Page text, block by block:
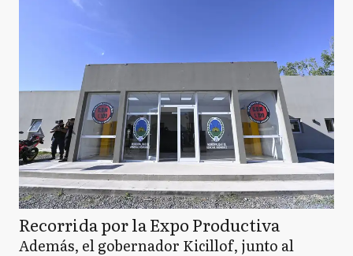
Recorrida por la Expo Productiva
Además, el gobernador Kicillof, junto al